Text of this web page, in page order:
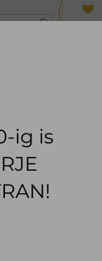
egyeztetve)
TRILOGY